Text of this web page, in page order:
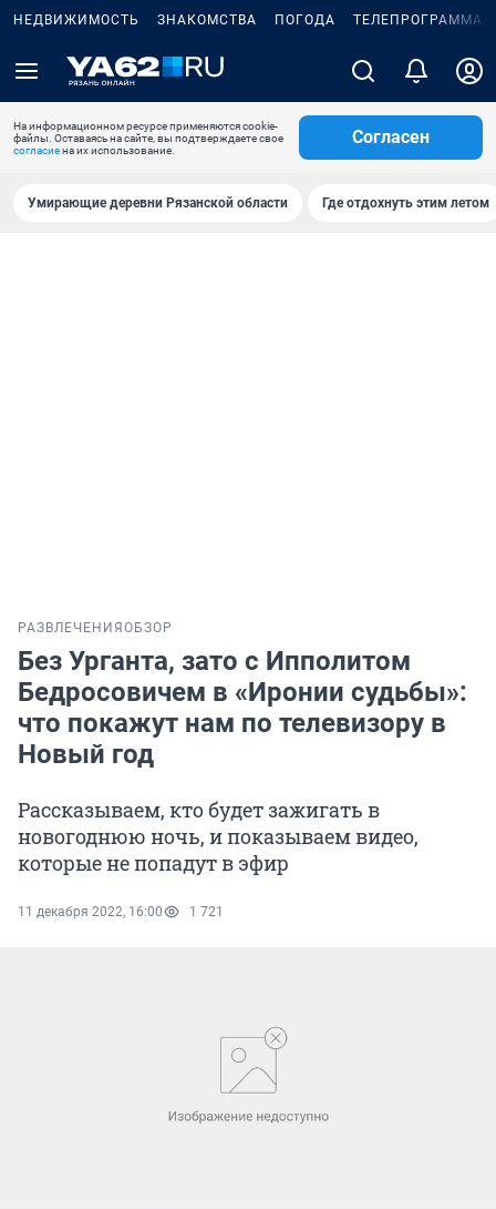
НЕДВИЖИМОСТЬ ЗНАКОМСТВА ПОГОДА ТЕЛЕПРОГРАММА
На информационном ресурсе применяются cookie-
файлы. Оставаясь на сайте, вы подтверждаете свое
согласиена их использование.
Согласен
Умирающие деревни Рязанской области Где отдохнуть этим летом
РАЗВЛЕЧЕНИЯ ОБЗОР
Без Урганта, зато с Ипполитом
Бедросовичем в «Иронии судьбы»:
что покажут нам по телевизору в
Новый год
Рассказываем, кто будет зажигать в
новогоднюю ночь, и показываем видео,
которые не попадут в эфир
11 декабря 2022, 16:00 1 721